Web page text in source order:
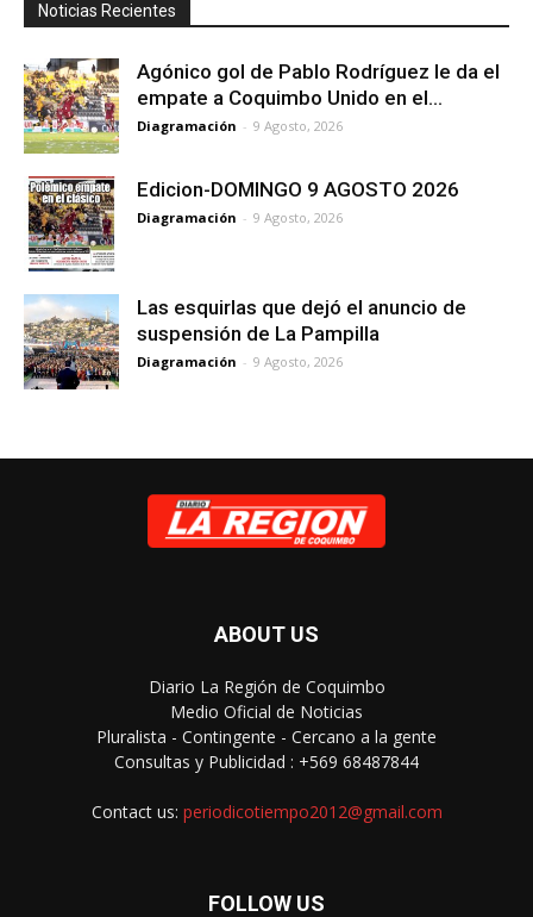
Noticias Recientes
Agónico gol de Pablo Rodríguez le da el
empate a Coquimbo Unido en el...
Diagramación - 9 Agosto, 2026
Edicion-DOMINGO 9 AGOSTO 2026
Diagramación - 9 Agosto, 2026
Las esquirlas que dejó el anuncio de
suspensión de La Pampilla
Diagramación - 9 Agosto, 2026
ABOUT US
Diario La Región de Coquimbo
Medio Oficial de Noticias
Pluralista - Contingente - Cercano a la gente
Consultas y Publicidad : +569 68487844
Contact us: periodicotiempo2012@gmail.com
FOLLOW US